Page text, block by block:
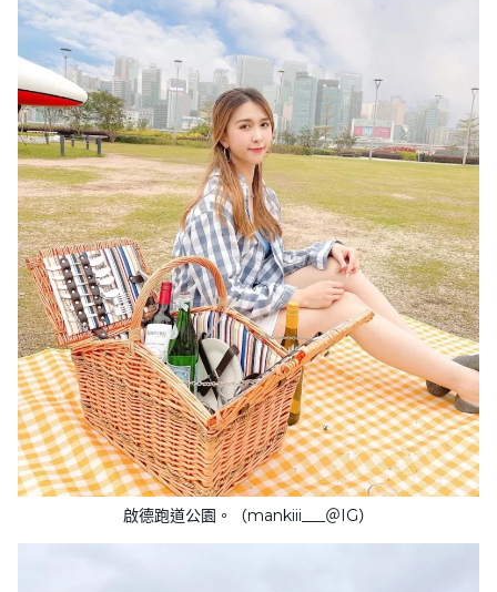
啟德跑道公園。（mankiii___＠IG）